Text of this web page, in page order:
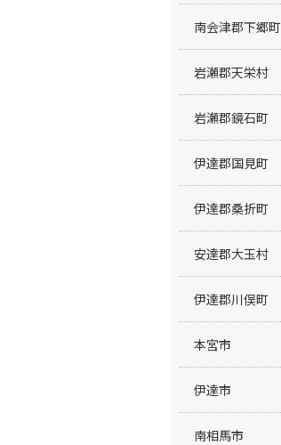
南会津郡下郷町
岩瀬郡天栄村
岩瀬郡鏡石町
伊達郡国見町
伊達郡桑折町
安達郡大玉村
伊達郡川俣町
本宮市
伊達市
南相馬市